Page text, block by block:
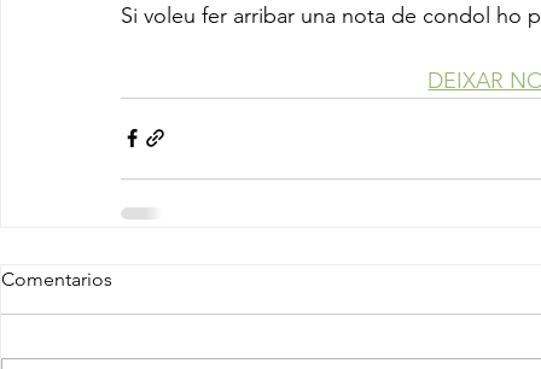
Si voleu fer arribar una nota de condol ho
DEIXAR
Comentarios